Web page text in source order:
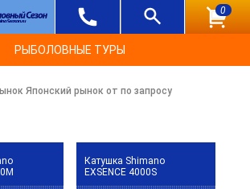
0
РЫБОЛОВНЫЕ ТУРЫ
Японский рынок от по запросу
Катушка Shimano
EXSENCE 4000S